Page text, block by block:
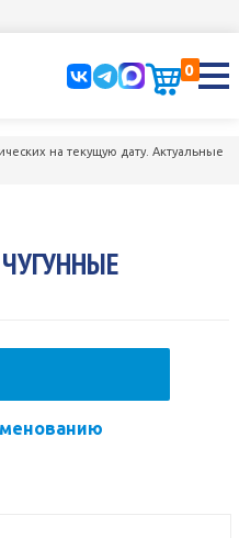
0
на текущую дату. Актуальные